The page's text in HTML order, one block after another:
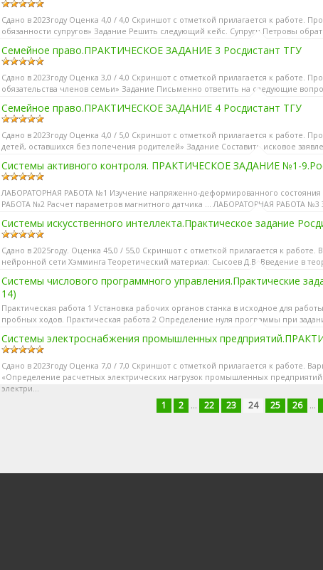
Сдано в 2023году Оценка 4,0 / 4,0 Скриншот с отметкой прилагается к работе.
обязанности супругов» Задание Решить следующий кейс. Супруги Петровы
Семейное право.ПРАКТИЧЕСКОЕ ЗАДАНИЕ 3 Росдистант ТГУ
Сдано в 2023году Оценка 3,0 / 4,0 Скриншот с отметкой прилагается к работе.
обязательства членов семьи» Задание Письменно ответить на следующие
Семейное право.ПРАКТИЧЕСКОЕ ЗАДАНИЕ 4 Росдистант ТГУ
Сдано в 2023году Оценка 4,0 / 5,0 Скриншот с отметкой прилагается к работе.
детей, оставшихся без попечения родителей» Задание Составить исковое
Системы активного контроля. ПРАКТИЧЕСКОЕ ЗАДАНИЕ №1-
ЛАБОРАТОРНАЯ РАБОТА №1 Изучение напряженно-деформированного
РАБОТА №2 Расчет параметров магнитного датчика ... ЛАБОРАТОРНАЯ РАБОТА №3
Системы искусственного интеллекта.Практическое задание
Сдано в 2025году. Оценка 45,0 / 55,0 Скриншот с отметкой прилагается к работе.
нейронной сети Хэмминга Теоретический материал: Сысоев Д.В. Введение в
Системы числового программного управления.Практические
14)
Практическая работа 1 Установка рабочих органов станка в исходное для
пробных ходов. Практическая работа 2 Определение нуля программы при
Системы электроснабжения промышленных
Сдано в 2023году Оценка 7,0 / 7,0 Скриншот с отметкой прилагается к работе.
«Определение расчетных электрических нагрузок промышленных
электри...
1 2 ... 22 23 24 25 26 ...